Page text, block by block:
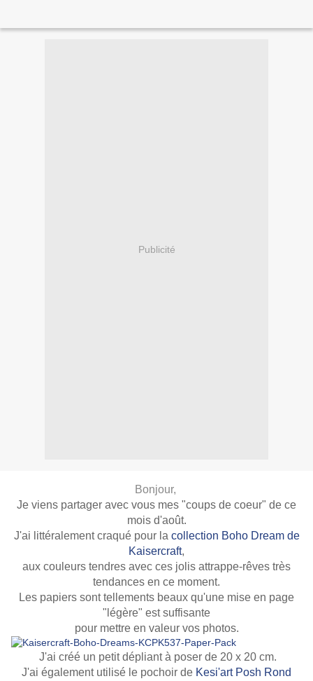
Publicité
Bonjour,
Je viens partager avec vous mes "coups de coeur" de ce
mois d'août.
J'ai littéralement craqué pour la collection Boho Dream de
Kaisercraft,
aux couleurs tendres avec ces jolis attrappe-rêves très
tendances en ce moment.
Les papiers sont tellements beaux qu'une mise en page
"légère" est suffisante
pour mettre en valeur vos photos.
J'ai créé un petit dépliant à poser de 20 x 20 cm.
J'ai également utilisé le pochoir de Kesi'art Posh Rond